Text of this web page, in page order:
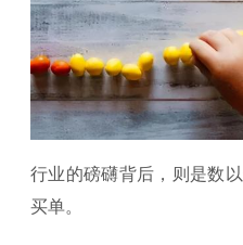
行业的磅礴背后，则是数
买单。